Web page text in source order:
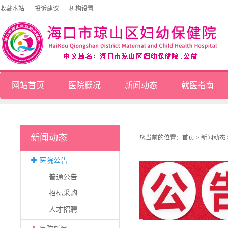
收藏本站 投诉建议 机构设置
网站首页 医院概况 新闻动态 就医指南
新闻动态
医院公告
普通公告
招标采购
人才招聘
您当前的位置： 首页 > 新闻动态